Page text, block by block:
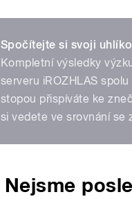
Spočítejte si svoji
Kompletní výsledky
serveru iROZHLAS
stopou přispíváte ke
si vedete ve srovnání se
Nejsme